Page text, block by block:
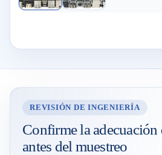
REVISIÓN DE INGENIERÍA
Confirme la
antes del muestreo